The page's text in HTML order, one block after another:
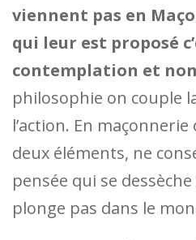
viennent pas en
qui leur est proposé
contemplation et non
philosophie on couple
l’action. En
deux éléments, ne
pensée qui se
plonge pas dans le